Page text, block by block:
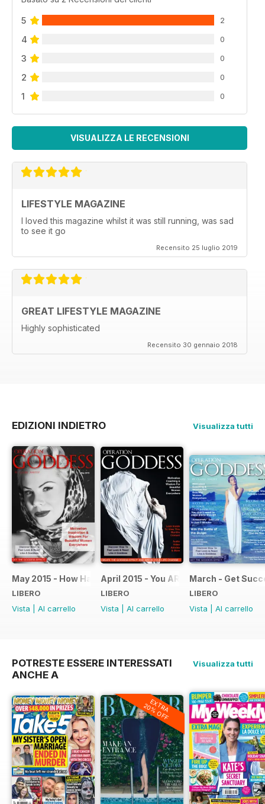
5 2
4 0
3 0
2 0
1 0
VISUALIZZA LE RECENSIONI
LIFESTYLE MAGAZINE
I loved this magazine whilst it was still running, was sad
to see it go
Recensito 25 luglio 2019
GREAT LIFESTYLE MAGAZINE
Highly sophisticated
Recensito 30 gennaio 2018
EDIZIONI INDIETRO Visualizza tutti
May 2015 - How Happy Are You?
LIBERO
Vista
Al carrello
April 2015 - You ARE Fabulous
LIBERO
Vista
Al carrello
March - Get
LIBERO
Vista
Al carrello
POTRESTE ESSERE INTERESSATI
ANCHE A
Visualizza tutti
EXTRA
20% OFF